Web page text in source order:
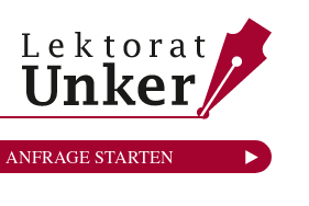
ANFRAGE STARTEN